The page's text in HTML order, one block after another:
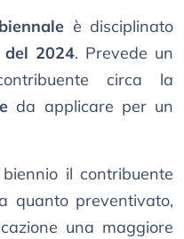
è disciplinato
2024. Prevede un
circa la
da applicare per un
il contribuente
quanto preventivato,
una maggiore